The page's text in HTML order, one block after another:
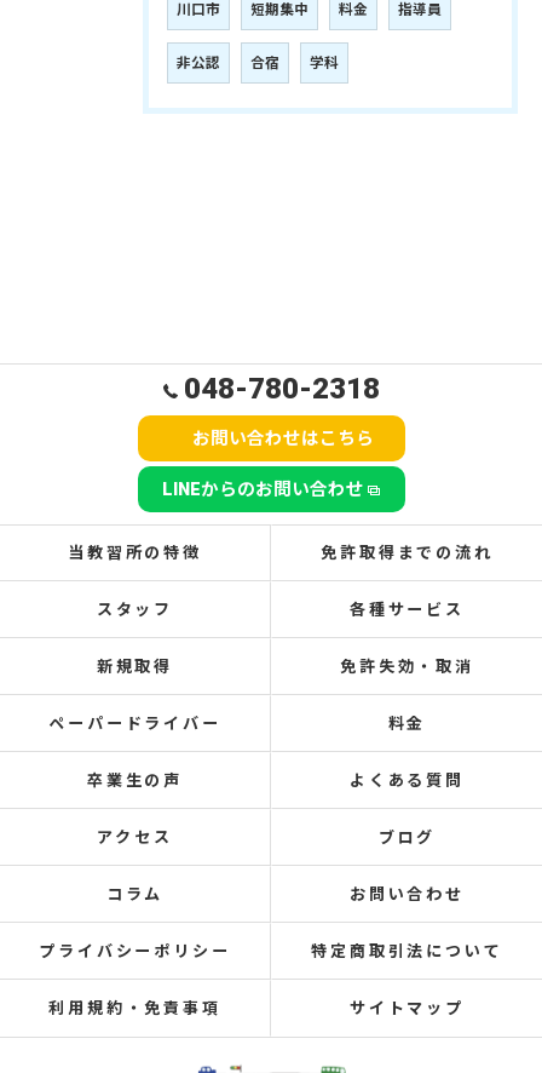
川口市 短期集中 料金 指導員
非公認 合宿 学科
048-780-2318
お問い合わせはこちら
LINEからのお問い合わせ
当教習所の特徴 免許取得までの流れ
スタッフ 各種サービス
新規取得 免許失効・取消
ペーパードライバー 料金
卒業生の声 よくある質問
アクセス ブログ
コラム お問い合わせ
プライバシーポリシー 特定商取引法について
利用規約・免責事項 サイトマップ